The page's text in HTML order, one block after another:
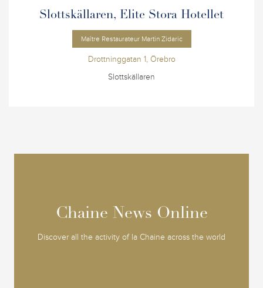
Slottskällaren, Elite Stora Hotellet
Maître RestaurateurMartin Zidaric
Drottninggatan 1, Örebro
Slottskällaren
Chaine News Online
Discover all the activity of la Chaine across the world
Chaine News Online